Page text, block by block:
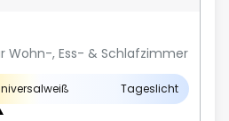
Wohn-, Ess- & Schlafzimmer
Tageslicht